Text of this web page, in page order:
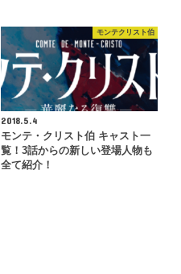
モンテクリスト伯
2018.5.4
モンテ・クリスト伯 キャスト一
覧！3話からの新しい登場人物も
全て紹介！